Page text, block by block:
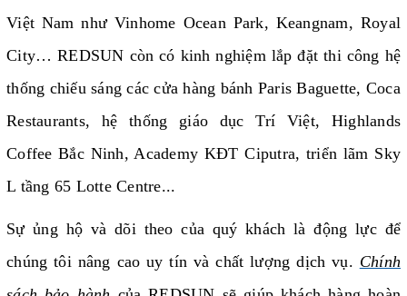
Việt Nam như Vinhome Ocean Park, Keangnam, Royal
City… REDSUN còn có kinh nghiệm lắp đặt thi công hệ
thống chiếu sáng các cửa hàng bánh Paris Baguette, Coca
Restaurants, hệ thống giáo dục Trí Việt, Highlands
Coffee Bắc Ninh, Academy KĐT Ciputra, triển lãm Sky
L tầng 65 Lotte Centre...
Sự ủng hộ và dõi theo của quý khách là động lực để
chúng tôi nâng cao uy tín và chất lượng dịch vụ. Chính